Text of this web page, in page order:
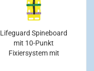
Lifeguard Spineboard
mit 10-Punkt
Fixiersystem mit